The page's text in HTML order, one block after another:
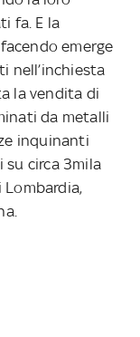
fa. E la
emerge
nell’inchiesta
la vendita di
da metalli
inquinanti
circa 3mila